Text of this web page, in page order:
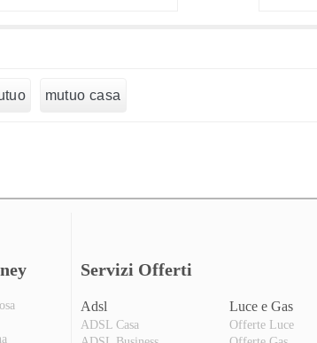
mutuo casa
Servizi Offerti
Adsl
ADSL Casa
Luce e Gas
Offerte Luce